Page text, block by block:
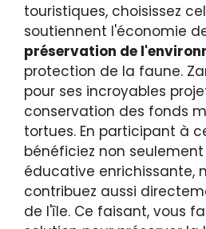
touristiques, choisissez
soutiennent l'économie
préservation de
protection de la faune.
pour ses incroyables
conservation des fonds
tortues. En participant à
bénéficiez non
éducative enrichissante,
contribuez aussi
de l'île. Ce faisant, vous